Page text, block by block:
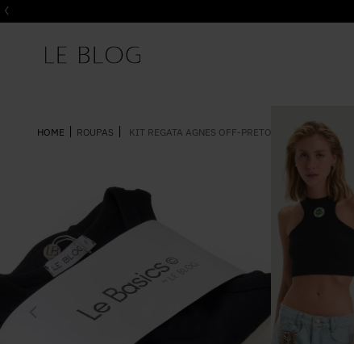
ROUPAS KIT REGATA AGNES OFF-PRETO